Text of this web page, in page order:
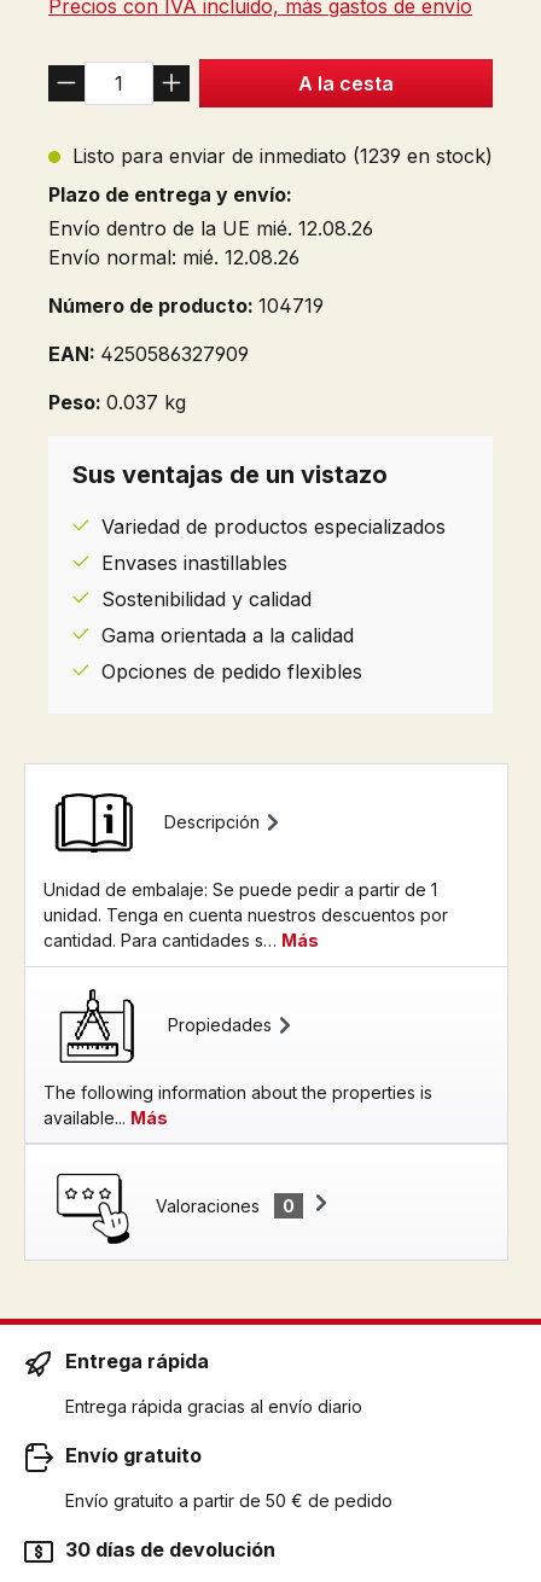
Precios con IVA incluido, más gastos de envío
A la cesta
Listo para enviar de inmediato (1239 en stock)
Plazo de entrega y envío:
Envío dentro de la UE mié. 12.08.26
Envío normal: mié. 12.08.26
Número de producto: 104719
EAN: 4250586327909
Peso: 0.037 kg
Sus ventajas de un vistazo
Variedad de productos especializados
Envases inastillables
Sostenibilidad y calidad
Gama orientada a la calidad
Opciones de pedido flexibles
Descripción
Unidad de embalaje: Se puede pedir a partir de 1
unidad. Tenga en cuenta nuestros descuentos por
cantidad. Para cantidades s… Más
Propiedades
The following information about the properties is
available... Más
Valoraciones 0
Entrega rápida
Entrega rápida gracias al envío diario
Envío gratuito
Envío gratuito a partir de 50 € de pedido
30 días de devolución